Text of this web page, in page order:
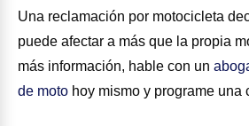
Una reclamación por motocicleta
puede afectar a más que la propia
más información, hable con un
de moto hoy mismo y programe una